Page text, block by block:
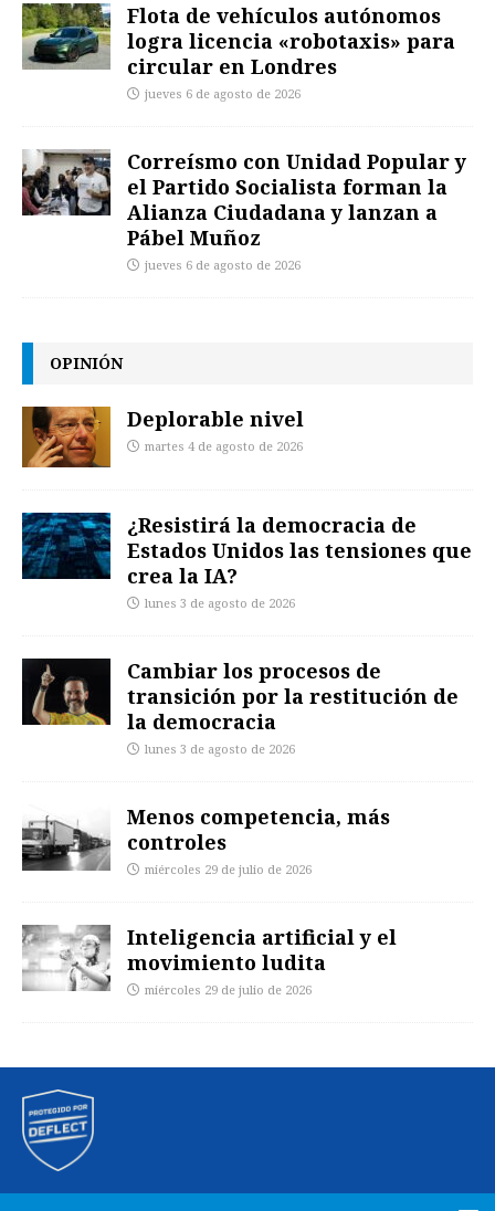
Flota de vehículos autónomos
logra licencia «robotaxis» para
circular en Londres
jueves 6 de agosto de 2026
Correísmo con Unidad Popular y
el Partido Socialista forman la
Alianza Ciudadana y lanzan a
Pábel Muñoz
jueves 6 de agosto de 2026
OPINIÓN
Deplorable nivel
martes 4 de agosto de 2026
¿Resistirá la democracia de
Estados Unidos las tensiones que
crea la IA?
lunes 3 de agosto de 2026
Cambiar los procesos de
transición por la restitución de
la democracia
lunes 3 de agosto de 2026
Menos competencia, más
controles
miércoles 29 de julio de 2026
Inteligencia artificial y el
movimiento ludita
miércoles 29 de julio de 2026